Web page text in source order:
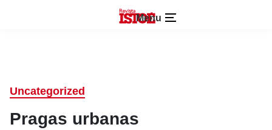
Menu
Uncategorized
Pragas urbanas